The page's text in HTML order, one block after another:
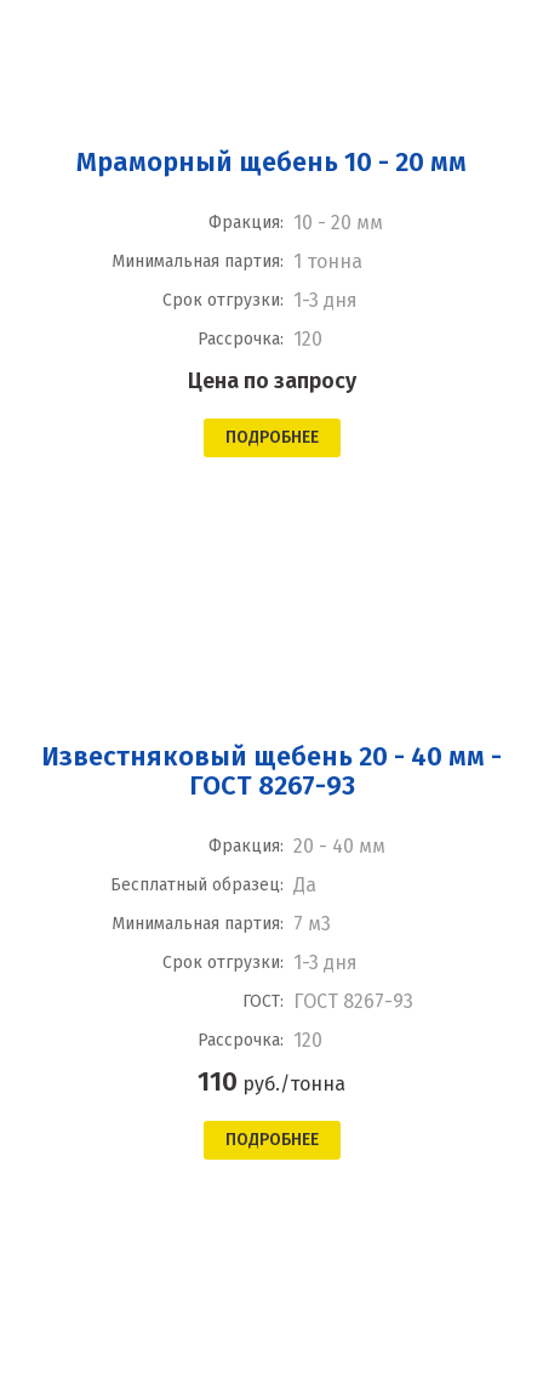
Мраморный щебень 10 - 20 мм
Фракция: 10 - 20 мм
Минимальная партия: 1 тонна
Срок отгрузки: 1-3 дня
Рассрочка: 120
Цена по запросу
ПОДРОБНЕЕ
Известняковый щебень 20 - 40 мм -
ГОСТ 8267-93
Фракция: 20 - 40 мм
Бесплатный образец: Да
Минимальная партия: 7 м3
Срок отгрузки: 1-3 дня
ГОСТ: ГОСТ 8267-93
Рассрочка: 120
110 руб./тонна
ПОДРОБНЕЕ